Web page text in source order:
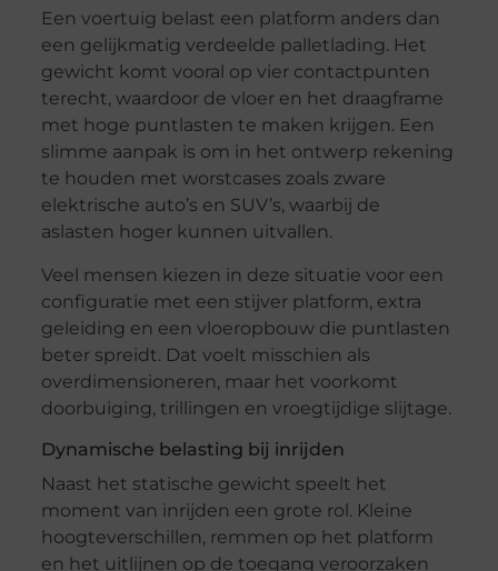
Een voertuig belast een platform anders dan
een gelijkmatig verdeelde palletlading. Het
gewicht komt vooral op vier contactpunten
terecht, waardoor de vloer en het draagframe
met hoge puntlasten te maken krijgen. Een
slimme aanpak is om in het ontwerp rekening
te houden met worstcases zoals zware
elektrische auto’s en SUV’s, waarbij de
aslasten hoger kunnen uitvallen.
Veel mensen kiezen in deze situatie voor een
configuratie met een stijver platform, extra
geleiding en een vloeropbouw die puntlasten
beter spreidt. Dat voelt misschien als
overdimensioneren, maar het voorkomt
doorbuiging, trillingen en vroegtijdige slijtage.
Dynamische belasting bij inrijden
Naast het statische gewicht speelt het
moment van inrijden een grote rol. Kleine
hoogteverschillen, remmen op het platform
en het uitlijnen op de toegang veroorzaken